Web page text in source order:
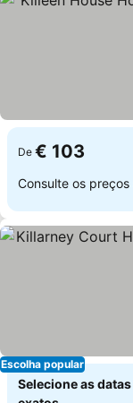
De € 103
Consulte os preços
Escolha popular
Selecione as